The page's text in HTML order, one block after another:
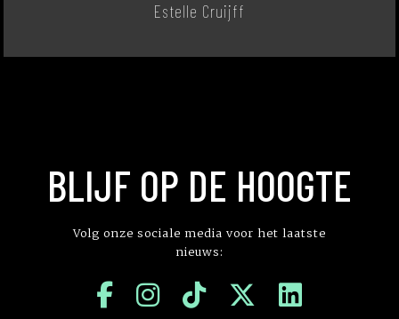
Estelle Cruijff
BLIJF OP DE HOOGTE
Volg onze sociale media voor het laatste
nieuws: